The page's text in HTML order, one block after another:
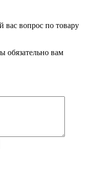
вопрос по товару
обязательно вам